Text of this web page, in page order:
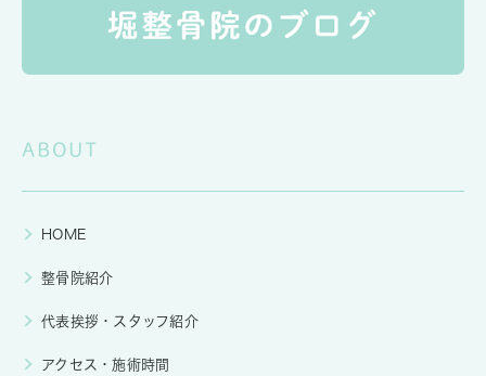
ABOUT
HOME
整骨院紹介
代表挨拶・スタッフ紹介
アクセス・施術時間